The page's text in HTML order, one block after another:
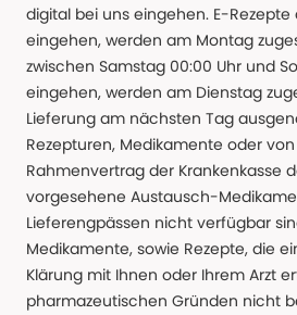
digital bei uns eingehen. E-Rezepte
eingehen, werden am Montag
zwischen Samstag 00:00 Uhr und
eingehen, werden am Dienstag
Lieferung am nächsten Tag
Rezepturen, Medikamente oder
Rahmenvertrag der Krankenkasse
vorgesehene Austausch-
Lieferengpässen nicht verfügbar
Medikamente, sowie Rezepte, die
Klärung mit Ihnen oder Ihrem Arzt
pharmazeutischen Gründen nicht